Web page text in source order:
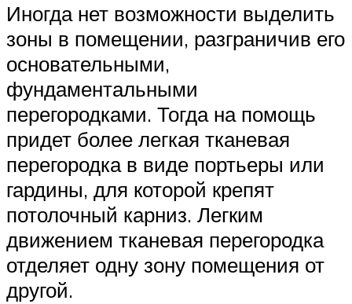
Иногда нет возможности выделить
зоны в помещении, разграничив его
основательными,
фундаментальными
перегородками. Тогда на помощь
придет более легкая тканевая
перегородка в виде портьеры или
гардины, для которой крепят
потолочный карниз. Легким
движением тканевая перегородка
отделяет одну зону помещения от
другой.